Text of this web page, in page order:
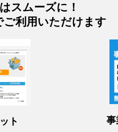
スムーズに！
ご利用いただけます
ト 事